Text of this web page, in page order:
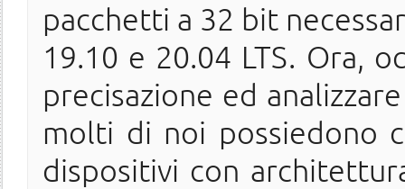
pacchetti a 32 bit
19.10 e 20.04 LTS. Ora,
precisazione ed
molti di noi possiedono
dispositivi con